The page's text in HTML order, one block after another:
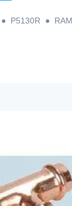
P5130R ●